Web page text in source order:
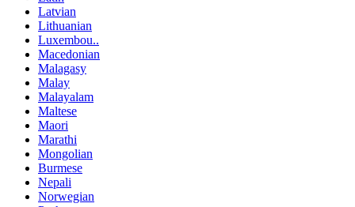
Latvian
Lithuanian
Luxembou..
Macedonian
Malagasy
Malay
Malayalam
Maltese
Maori
Marathi
Mongolian
Burmese
Nepali
Norwegian